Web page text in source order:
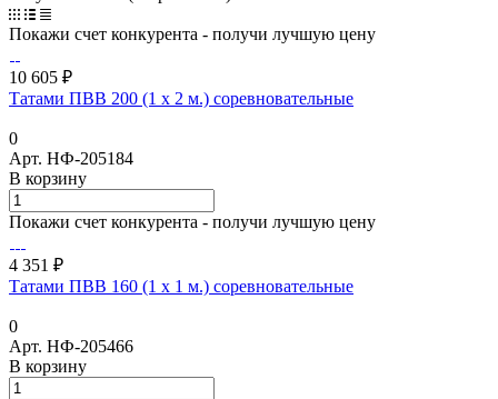
Покажи счет конкурента - получи лучшую цену
10 605 ₽
Татами ПВВ 200 (1 х 2 м.) соревновательные
0
Арт. НФ-205184
В корзину
Покажи счет конкурента - получи лучшую цену
4 351 ₽
Татами ПВВ 160 (1 х 1 м.) соревновательные
0
Арт. НФ-205466
В корзину